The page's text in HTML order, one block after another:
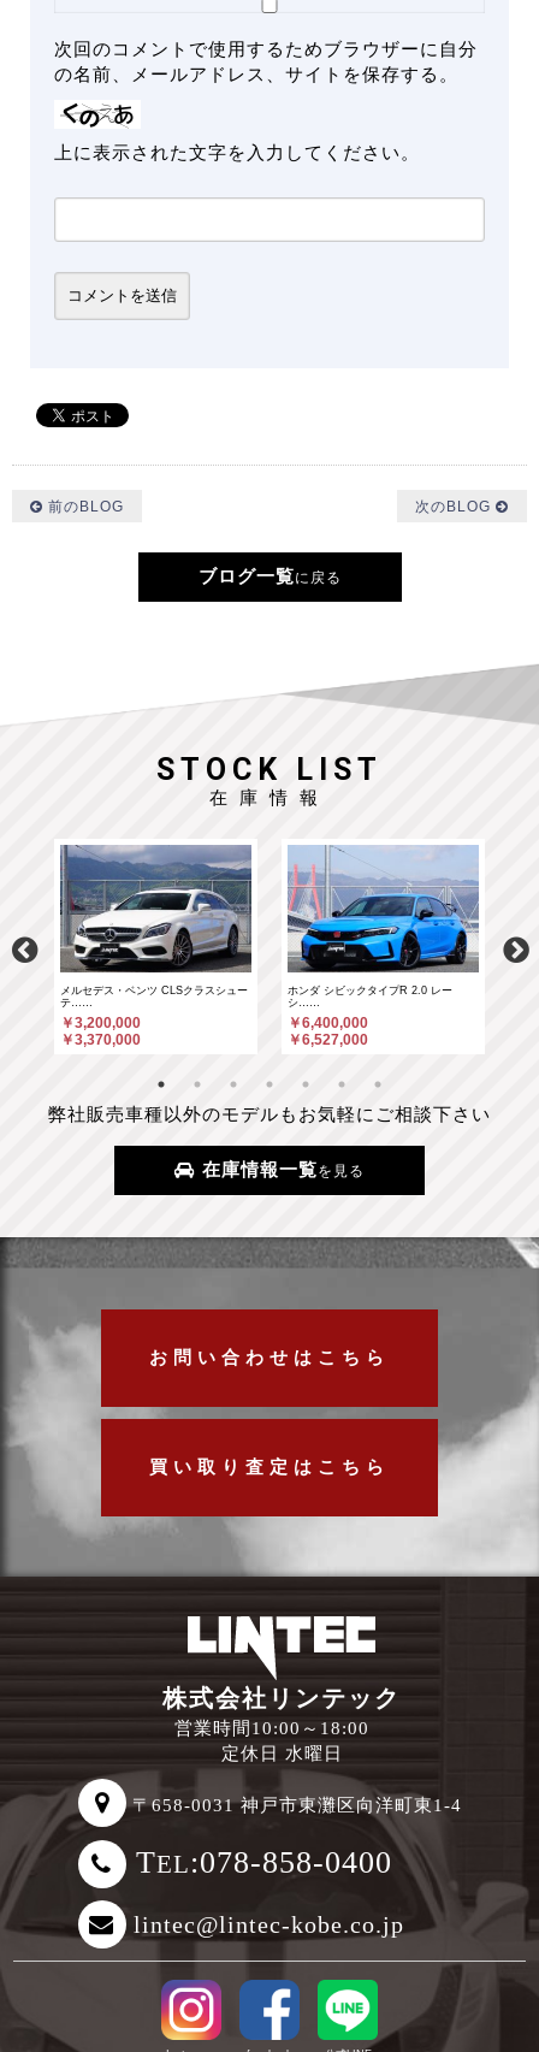
次回のコメントで使用するためブラウザーに自分
の名前、メールアドレス、サイトを保存する。
上に表示された文字を入力してください。
前のBLOG 次のBLOG
ブログ一覧に戻る
STOCK LIST
在庫情報
メルセデス・ベンツ CLSクラスシュー
テ……
￥3,200,000
￥3,370,000
ホンダ シビックタイプR 2.0 レー
シ……
￥6,400,000
￥6,527,000
弊社販売車種以外のモデルもお気軽にご相談下さい
在庫情報一覧を見る
お問い合わせはこちら
買い取り査定はこちら
株式会社リンテック
営業時間10:00～18:00
定休日 水曜日
〒658-0031 神戸市東灘区向洋町東1-4
TEL:078-858-0400
lintec@lintec-kobe.co.jp